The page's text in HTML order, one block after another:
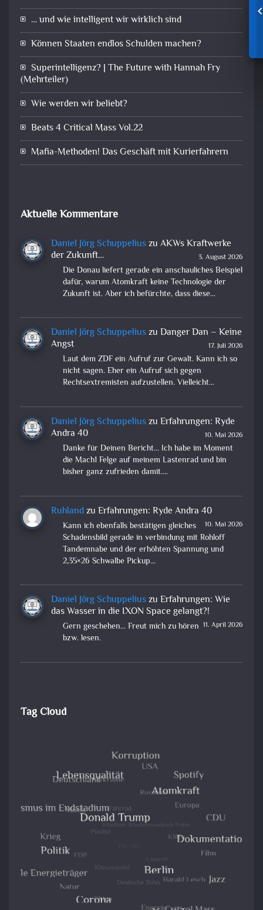
… und wie intelligent wir wirklich sind
Können Staaten endlos Schulden machen?
Superintelligenz? | The Future with Hannah Fry
(Mehrteiler)
Wie werden wir beliebt?
Beats 4 Critical Mass Vol.22
Mafia-Methoden! Das Geschäft mit Kurierfahrern
Aktuelle Kommentare
Daniel Jörg Schuppeliuszu AKWs Kraftwerke
der Zukunft…
3. August 2026
Die Donau liefert gerade ein anschauliches Beispiel
dafür, warum Atomkraft keine Technologie der
Zukunft ist. Aber ich befürchte, dass diese…
Daniel Jörg Schuppeliuszu Danger Dan – Keine
Angst
17. Juli 2026
Laut dem ZDF ein Aufruf zur Gewalt. Kann ich so
nicht sagen. Eher ein Aufruf sich gegen
Rechtsextremisten aufzustellen. Vielleicht…
Daniel Jörg Schuppeliuszu Erfahrungen: Ryde
Andra 40
10. Mai 2026
Danke für Deinen Bericht... Ich habe im Moment
die Mach1 Felge auf meinem Lastenrad und bin
bisher ganz zufrieden damit.…
Ruhlandzu Erfahrungen: Ryde Andra 40
10. Mai 2026
Kann ich ebenfalls bestätigen gleiches
Schadensbild gerade in verbindung mit Rohloff
Tandemnabe und der erhöhten Spannung und
2,35×26 Schwalbe Pickup…
Daniel Jörg Schuppeliuszu Erfahrungen: Wie
das Wasser in die IXON Space gelangt?!
11. April 2026
Gern geschehen... Freut mich zu hören
bzw. lesen.
Tag Cloud